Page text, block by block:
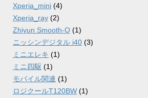
Xperia_mini (4)
Xperia_ray (2)
Zhiyun Smooth-Q (1)
ニッシンデジタル i40 (3)
ミニエレキ (1)
ミニ四駆 (1)
モバイル関連 (1)
ロジクールT120BW (1)